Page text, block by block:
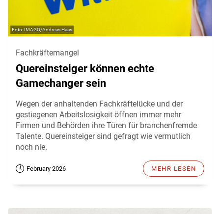
IMAGO/Andreas Haas
Fachkräftemangel
Quereinsteiger können echte
Gamechanger sein
Wegen der anhaltenden Fachkräftelücke und der
gestiegenen Arbeitslosigkeit öffnen immer mehr
Firmen und Behörden ihre Türen für branchenfremde
Talente. Quereinsteiger sind gefragt wie vermutlich
noch nie.
February 2026 MEHR LESEN